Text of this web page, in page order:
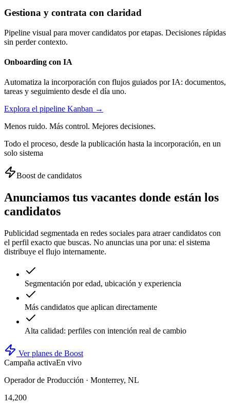
Gestiona y contrata con claridad
Pipeline visual para mover candidatos por etapas. Decisiones rápidas
sin perder contexto.
Onboarding con IA
Automatiza la incorporación con flujos guiados por IA: documentos,
tareas y seguimiento desde el día uno.
Explora el pipeline Kanban →
Menos ruido. Más control. Mejores decisiones.
Todo el proceso, desde la publicación hasta la incorporación, en un
solo sistema
Boost de candidatos
Anunciamos tus vacantes donde están los
candidatos
Publicidad segmentada en redes sociales para atraer candidatos con
el perfil exacto que buscas. No anuncias una por una: el sistema
distribuye el flujo internamente.
Segmentación por edad, ubicación y experiencia
Más candidatos que aplican directamente
Alta calidad: perfiles con intención real de cambio
Ver planes de Boost
Campaña activaEn vivo
Operador de Producción · Monterrey, NL
14,200